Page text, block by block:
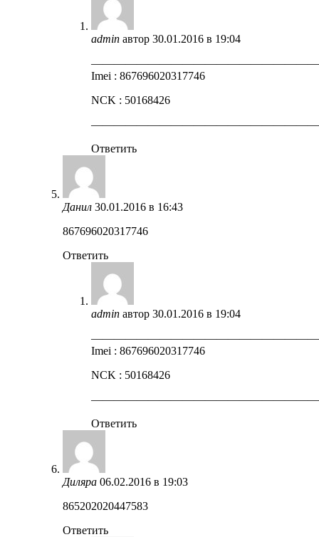
admin автор 30.01.2016 в 19:04
Imei : 867696020317746
NCK : 50168426
Ответить
Данил 30.01.2016 в 16:43
867696020317746
Ответить
admin автор 30.01.2016 в 19:04
Imei : 867696020317746
NCK : 50168426
Ответить
Диляра 06.02.2016 в 19:03
865202020447583
Ответить